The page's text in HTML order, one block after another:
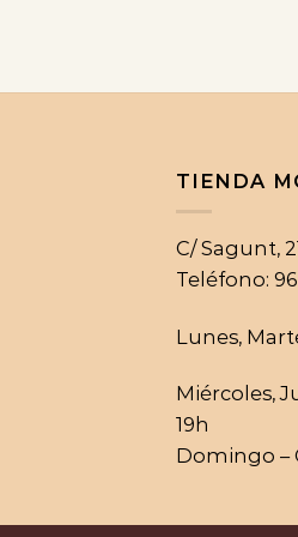
TIENDA
C/ Sagunt,
Teléfono:
Lunes,
Miércoles,
19h
Domingo –